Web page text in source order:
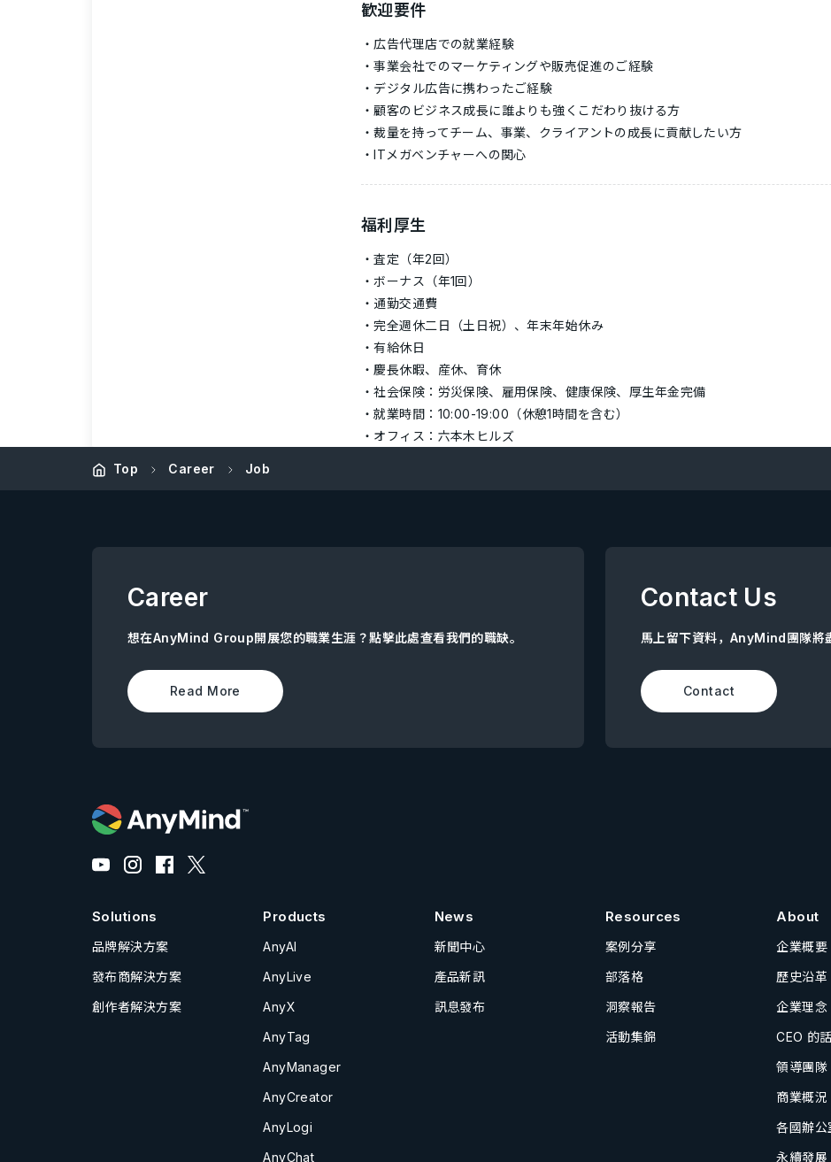
歓迎要件
広告代理店での就業経験
事業会社でのマーケティングや販売促進のご経験
デジタル広告に携わったご経験
顧客のビジネス成長に誰よりも強くこだわり抜ける方
裁量を持ってチーム、事業、クライアントの成長に貢献したい方
ITメガベンチャーへの関心
福利厚生
査定（年2回）
ボーナス（年1回）
通勤交通費
完全週休二日（土日祝）、年末年始休み
有給休日
慶長休暇、産休、育休
社会保険：労災保険、雇用保険、健康保険、厚生年金完備
就業時間：10:00-19:00（休憩1時間を含む）
オフィス：六本木ヒルズ
Top Career Job
Career
想在AnyMind Group開展您的職業生涯？點擊此處查看我們的職缺。
Read More
Contact Us
馬上留下資料，AnyMind團隊將
Contact
Solutions
品牌解決方案
發布商解決方案
創作者解決方案
Products
AnyAI
AnyLive
AnyX
AnyTag
AnyManager
AnyCreator
AnyLogi
AnyChat
News
新聞中心
產品新訊
訊息發布
Resources
案例分享
部落格
洞察報告
活動集錦
About
企業概要
歷史沿革
企業理念
CEO 的話
領導團隊
商業概況
各國辦公
永續發展